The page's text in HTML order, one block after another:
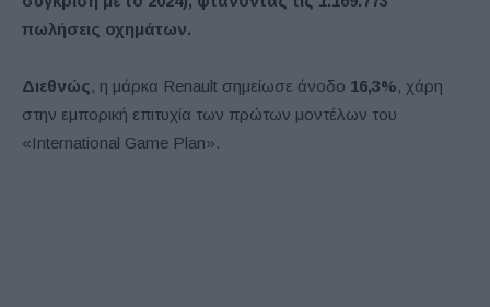
πωλήσεις οχημάτων.
Διεθνώς , η μάρκα Renault σημείωσε άνοδο 16,3%, χάρη
στην εμπορική επιτυχία των πρώτων μοντέλων του
«International Game Plan».